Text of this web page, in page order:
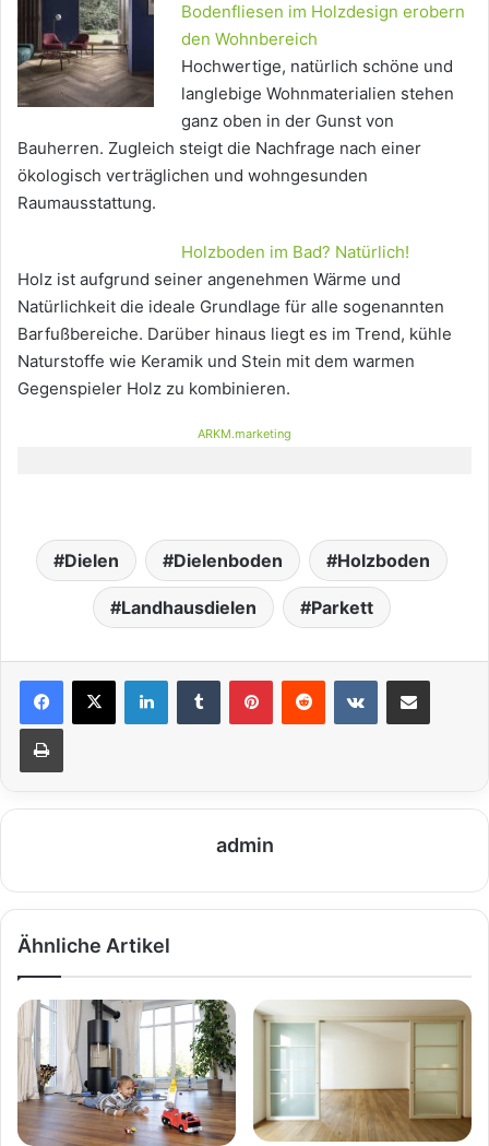
Bodenfliesen im Holzdesign erobern
den Wohnbereich
Hochwertige, natürlich schöne und
langlebige Wohnmaterialien stehen
ganz oben in der Gunst von
Bauherren. Zugleich steigt die Nachfrage nach einer
ökologisch verträglichen und wohngesunden
Raumausstattung.
Holzboden im Bad? Natürlich!
Holz ist aufgrund seiner angenehmen Wärme und
Natürlichkeit die ideale Grundlage für alle sogenannten
Barfußbereiche. Darüber hinaus liegt es im Trend, kühle
Naturstoffe wie Keramik und Stein mit dem warmen
Gegenspieler Holz zu kombinieren.
ARKM.marketing
Dielen Dielenboden Holzboden
Landhausdielen Parkett
admin
Ähnliche Artikel